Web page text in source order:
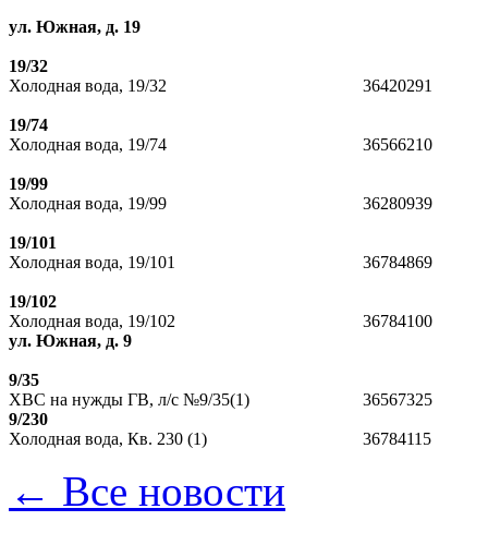
ул. Южная, д. 19
19/32
Холодная вода, 19/32
19/74
Холодная вода, 19/74
36566210
19/99
Холодная вода, 19/99
36280939
19/101
Холодная вода, 19/101
36784869
19/102
Холодная вода, 19/102
36784100
ул. Южная, д. 9
9/35
ХВС на нужды ГВ, л/с №9/35(1)
36567325
9/230
Холодная вода, Кв. 230 (1)
36784115
← Все новости